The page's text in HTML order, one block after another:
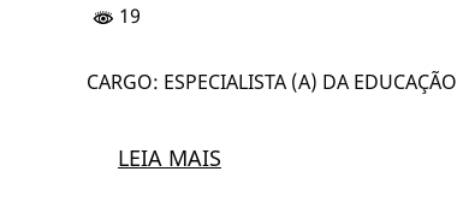
19
CARGO: ESPECIALISTA (A) DA EDUCAÇÃO
LEIA MAIS